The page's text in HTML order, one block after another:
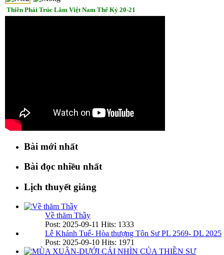
Thiền Phái Trúc Lâm Việt Nam Thế Kỷ 20-21
Bài mới nhất
Bài đọc nhiều nhất
Lịch thuyết giảng
Về thăm Thầy
Post: 2025-09-11 Hits: 1333
Lễ Khánh Tuế- Hòa thượng Tôn Sư PL 2569- DL 2025
Post: 2025-09-10 Hits: 1971